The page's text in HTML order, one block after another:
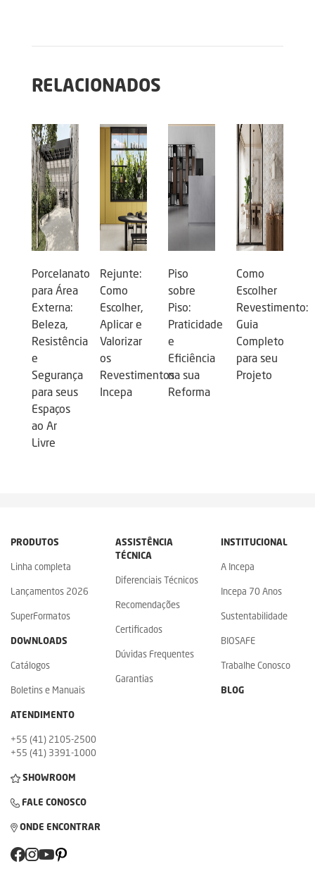
RELACIONADOS
Porcelanato
para Área
Externa:
Beleza,
Resistência
e
Segurança
para seus
Espaços
ao Ar
Livre
Rejunte:
Como
Escolher,
Aplicar e
Valorizar
os
Revestimentos
Incepa
Piso
sobre
Piso:
Praticidade
e
Eficiência
na sua
Reforma
Como
Escolher
Revestimento:
Guia
Completo
para seu
Projeto
PRODUTOS
Linha completa
Lançamentos 2026
SuperFormatos
DOWNLOADS
Catálogos
Boletins e Manuais
ASSISTÊNCIA
TÉCNICA
Diferenciais Técnicos
Recomendações
Certificados
Dúvidas Frequentes
Garantias
INSTITUCIONAL
A Incepa
Incepa 70 Anos
Sustentabilidade
BIOSAFE
Trabalhe Conosco
BLOG
ATENDIMENTO
+55 (41) 2105-2500
+55 (41) 3391-1000
SHOWROOM
FALE CONOSCO
ONDE ENCONTRAR